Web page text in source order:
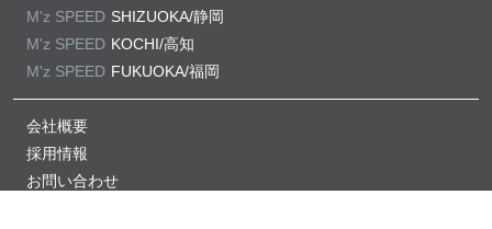
M'z SPEED SHIZUOKA/静岡
M'z SPEED KOCHI/高知
M'z SPEED FUKUOKA/福岡
会社概要
採用情報
お問い合わせ